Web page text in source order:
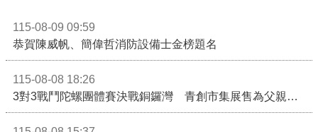
115-08-09 09:59
恭賀陳威帆、簡偉哲消防設備士金榜題名
115-08-08 18:26
3對3戰鬥陀螺團體賽決戰銅鑼灣 青創市集展售為父親節增添繽紛